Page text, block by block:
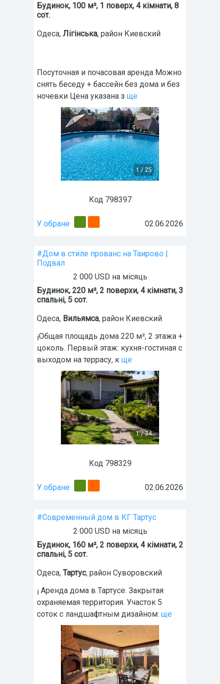
Будинок, 100 м², 1 поверх, 4 кімнати, 8
сот.
Одеса, Лігінська, район Киевский
Посуточная и почасовая аренда Можно
снять беседу + бассейн без дома и без
ночевки Цена указана з ще
1/25
Код 798397
У обране 02.06.2026
#Дом в стиле прованс на Таирово |
Подвал
2 000 USD на місяць
Будинок, 220 м², 2 поверхи, 4 кімнати, 3
спальні, 5 сот.
Одеса, Вильямса, район Киевский
¡Общая площадь дома 220 м², 2 этажа +
цоколь. Первый этаж: кухня-гостиная с
выходом на террасу, к ще
1/34
Код 798329
У обране 02.06.2026
#Современный дом в КГ Тартус
2 000 USD на місяць
Будинок, 160 м², 2 поверхи, 4 кімнати, 2
спальні, 5 сот.
Одеса, Тартус, район Суворовский
¡ Аренда дома в Тартусе. Закрытая
охраняемая территория. Участок 5
соток с ландшафтным дизайном: ще